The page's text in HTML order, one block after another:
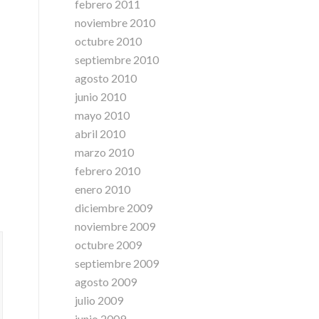
febrero 2011
noviembre 2010
octubre 2010
septiembre 2010
agosto 2010
junio 2010
mayo 2010
abril 2010
marzo 2010
febrero 2010
enero 2010
diciembre 2009
noviembre 2009
octubre 2009
septiembre 2009
agosto 2009
julio 2009